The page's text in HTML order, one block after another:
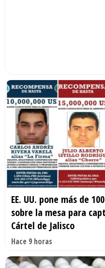
EE. UU. pone más de
sobre la mesa para
Cártel de Jalisco
Hace 9 horas